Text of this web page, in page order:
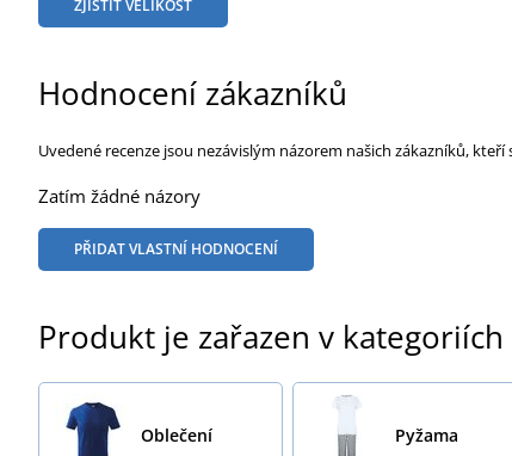
ZJISTIT VELIKOST
Hodnocení zákazníků
Uvedené recenze jsou nezávislým názorem našich zákazníků,
Zatím žádné názory
PŘIDAT VLASTNÍ HODNOCENÍ
Produkt je zařazen v kategoriích
Oblečení Pyžama